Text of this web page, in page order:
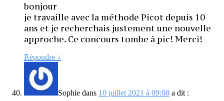
bonjour
je travaille avec la méthode Picot depuis 10
ans et je recherchais justement une nouvelle
approche. Ce concours tombe à pic! Merci!
Répondre ↓
Sophie dans 10 juillet 2021 à 09:08 a dit :